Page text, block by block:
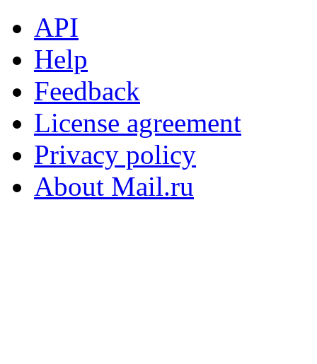
API
Help
Feedback
License agreement
Privacy policy
About Mail.ru